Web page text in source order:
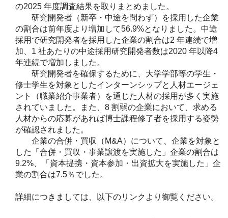
の2025 年度調査結果を取りまとめました。
研究開発者（新卒・中途を問わず）を採用した企業
の割合は前年度より増加して56.9%となりました。中途
採用で研究開発者を採用した企業の割合は2 年連続で増
加、1 社あたりの中途採用研究開発者数は2020 年以降4
年連続で増加しました。
研究開発者を確保するために、大学学部等の学生・
修士学生を対象としたインターンシップと人材エージェ
ント（職業紹介事業者）を通じた人材の採用が多く実施
されていました。また、8 割弱の企業において、求める
人材からの応募があれば博士課程修了者を採用する姿勢
が確認されました。
企業の合併・買収（M&A）について、企業を対象と
した「合併・買収・事業譲渡を実施した」企業の割合は
9.2%、「資本提携・資本参加・出資拡大を実施した」企
業の割合は7.5％でした。
詳細につきましては、以下のリンクより御覧ください。